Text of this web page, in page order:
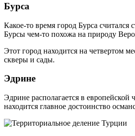
Бурса
Какое-то время город Бурса
Бурсы чем-то похожа на природу
Этот город находится на четвертом
скверы и сады.
Эдрине
Эдрине располагается в
находится главное достоинство